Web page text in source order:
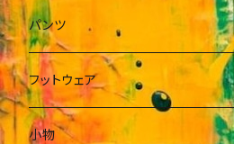
パンツ
フットウェア
小物